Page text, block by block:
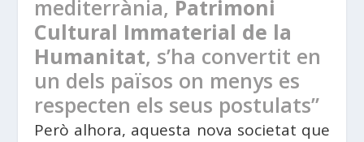
mediterrània, Patrimoni
Cultural Immaterial de la
Humanitat, s’ha convertit en
un dels països on menys es
respecten els seus postulats”
Però alhora, aquesta nova societat que